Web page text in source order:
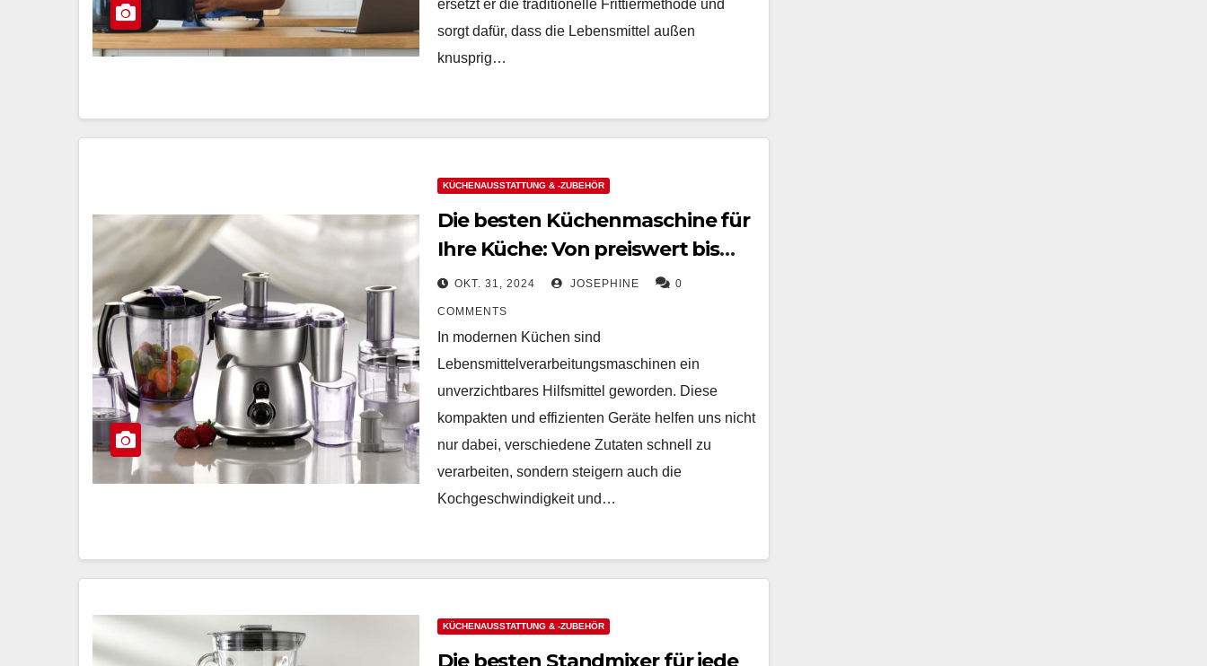
ersetzt er die traditionelle Frittiermethode und
sorgt dafür, dass die Lebensmittel außen
knusprig…
KÜCHENAUSSTATTUNG & -ZUBEHÖR
Die besten Küchenmaschine für
Ihre Küche: Von preiswert bis
hochwertig
OKT. 31, 2024 JOSEPHINE 0
COMMENTS
In modernen Küchen sind
Lebensmittelverarbeitungsmaschinen ein
unverzichtbares Hilfsmittel geworden. Diese
kompakten und effizienten Geräte helfen uns nicht
nur dabei, verschiedene Zutaten schnell zu
verarbeiten, sondern steigern auch die
Kochgeschwindigkeit und…
KÜCHENAUSSTATTUNG & -ZUBEHÖR
Die besten Standmixer für jede